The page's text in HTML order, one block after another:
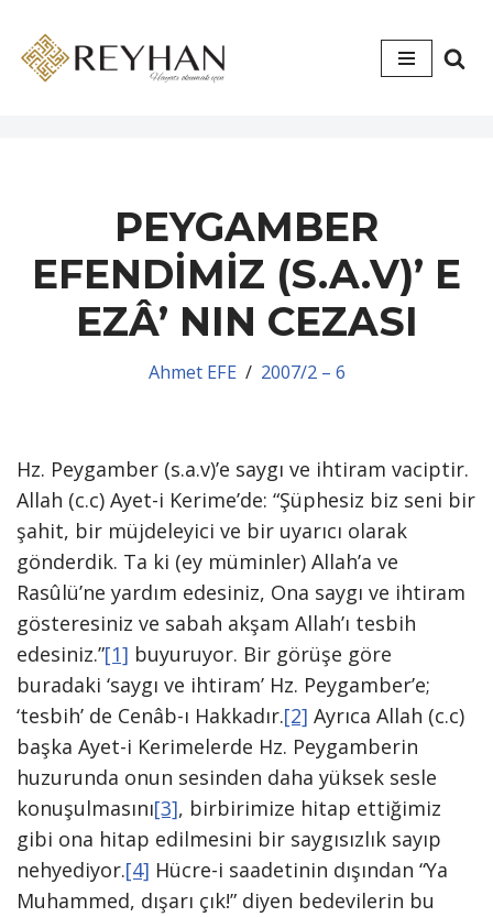
İçeriğe
PEYGAMBER
EFENDİMİZ (S.A.V)’ E
EZÂ’ NIN CEZASI
Ahmet EFE 2007/2 – 6
Hz. Peygamber (s.a.v)’e saygı ve ihtiram vaciptir.
Allah (c.c) Ayet-i Kerime’de: “Şüphesiz biz seni bir
şahit, bir müjdeleyici ve bir uyarıcı olarak
gönderdik. Ta ki (ey müminler) Allah’a ve
Rasûlü’ne yardım edesiniz, Ona saygı ve ihtiram
gösteresiniz ve sabah akşam Allah’ı tesbih
edesiniz.”[1] buyuruyor. Bir görüşe göre
buradaki ‘saygı ve ihtiram’ Hz. Peygamber’e;
‘tesbih’ de Cenâb-ı Hakkadır.[2] Ayrıca Allah (c.c)
başka Ayet-i Kerimelerde Hz. Peygamberin
huzurunda onun sesinden daha yüksek sesle
konuşulmasını[3], birbirimize hitap ettiğimiz
gibi ona hitap edilmesini bir saygısızlık sayıp
nehyediyor.[4] Hücre-i saadetinin dışından “Ya
Muhammed, dışarı çık!” diyen bedevilerin bu